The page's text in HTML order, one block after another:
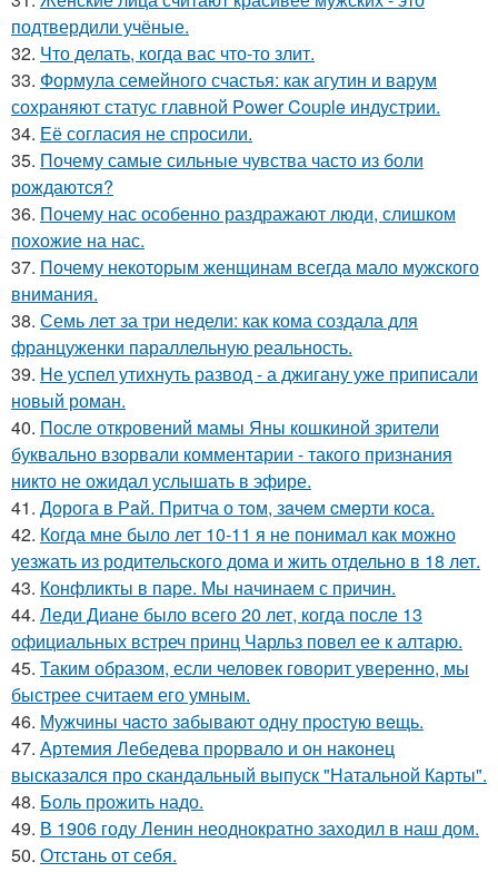
подтвердили учёные.
32. Что делать, когда вас что-то злит.
33. Формула семейного счастья: как агутин и варум
сохраняют статус главной Power Couple индустрии.
34. Её согласия не спросили.
35. Почему самые сильные чувства часто из боли
рождаются?
36. Почему нас особенно раздражают люди, слишком
похожие на нас.
37. Почему некоторым женщинам всегда мало мужского
внимания.
38. Семь лет за три недели: как кома создала для
француженки параллельную реальность.
39. Не успел утихнуть развод - а джигану уже приписали
новый роман.
40. После откровений мамы Яны кошкиной зрители
буквально взорвали комментарии - такого признания
никто не ожидал услышать в эфире.
41. Дoрога в Рaй. Притча о тoм, зaчeм cмeрти кoсa.
42. Когда мне было лет 10-11 я не понимал как можно
уезжать из родительского дома и жить отдельно в 18 лет.
43. Конфликты в паре. Мы начинаем с причин.
44. Леди Диане было всего 20 лет, когда после 13
официальных встреч принц Чарльз повел ее к алтарю.
45. Таким образом, если человек говорит уверенно, мы
быстрее считаем его умным.
46. Мужчины чacтo зaбывaют oдну пpocтую вeщь.
47. Артемия Лебедева прорвало и он наконец
высказался про скандальный выпуск "Натальной Карты".
48. Боль прожить надо.
49. В 1906 году Ленин неоднократно заходил в наш дом.
50. Отстань от себя.